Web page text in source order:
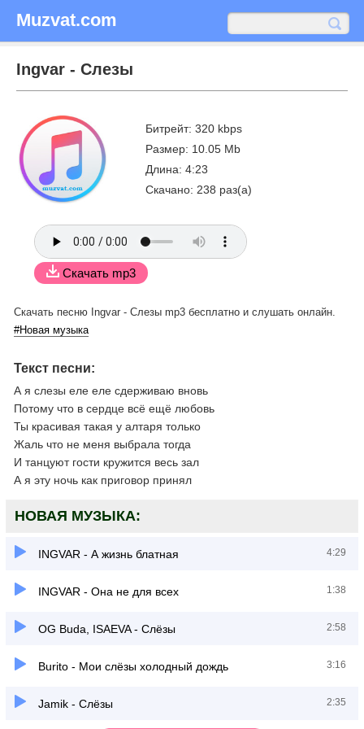
Muzvat.com
Ingvar - Слезы
Битрейт: 320 kbps
Размер: 10.05 Mb
Длина: 4:23
Скачано: 238 раз(а)
Скачать mp3
Скачать песню Ingvar - Слезы mp3 бесплатно и слушать онлайн.
#Новая музыка
Текст песни:
А я слезы еле еле сдерживаю вновь
Потому что в сердце всё ещё любовь
Ты красивая такая у алтаря только
Жаль что не меня выбрала тогда
И танцуют гости кружится весь зал
А я эту ночь как приговор принял
НОВАЯ МУЗЫКА:
INGVAR - А жизнь блатная 4:29
INGVAR - Она не для всех 1:38
OG Buda, ISAEVA - Слёзы 2:58
Burito - Мои слёзы холодный дождь 3:16
Jamik - Слёзы 2:35